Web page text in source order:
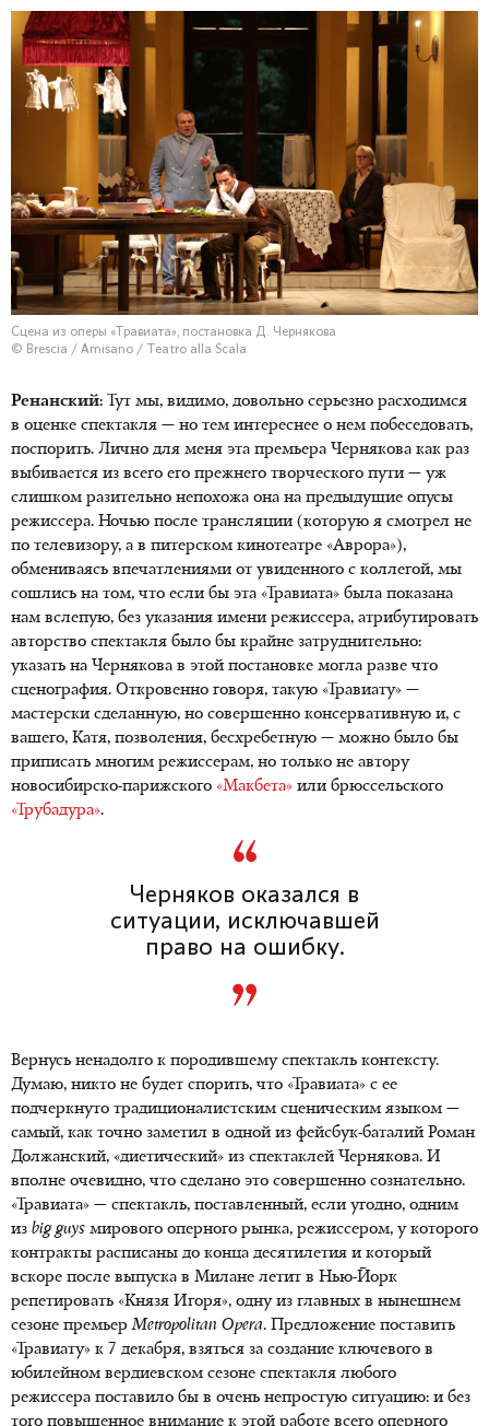
Сцена из оперы «Травиата», постановка Д. Чернякова
© Brescia / Amisano / Teatro alla Scala
Ренанский: Тут мы, видимо, довольно серьезно расходимся
в оценке спектакля — но тем интереснее о нем побеседовать,
поспорить. Лично для меня эта премьера Чернякова как раз
выбивается из всего его прежнего творческого пути — уж
слишком разительно непохожа она на предыдущие опусы
режиссера. Ночью после трансляции (которую я смотрел не
по телевизору, а в питерском кинотеатре «Аврора»),
обмениваясь впечатлениями от увиденного с коллегой, мы
сошлись на том, что если бы эта «Травиата» была показана
нам вслепую, без указания имени режиссера, атрибутировать
авторство спектакля было бы крайне затруднительно:
указать на Чернякова в этой постановке могла разве что
сценография. Откровенно говоря, такую «Травиату» —
мастерски сделанную, но совершенно консервативную и, с
вашего, Катя, позволения, бесхребетную — можно было бы
приписать многим режиссерам, но только не автору
новосибирско-парижского «Макбета» или брюссельского
«Трубадура».
Черняков оказался в
ситуации, исключавшей
право на ошибку.
Вернусь ненадолго к породившему спектакль контексту.
Думаю, никто не будет спорить, что «Травиата» с ее
подчеркнуто традиционалистским сценическим языком —
самый, как точно заметил в одной из фейсбук-баталий Роман
Должанский, «диетический» из спектаклей Чернякова. И
вполне очевидно, что сделано это совершенно сознательно.
«Травиата» — спектакль, поставленный, если угодно, одним
из big guys мирового оперного рынка, режиссером, у которого
контракты расписаны до конца десятилетия и который
вскоре после выпуска в Милане летит в Нью-Йорк
репетировать «Князя Игоря», одну из главных в нынешнем
сезоне премьерMetropolitan Opera. Предложение поставить
«Травиату» к 7 декабря, взяться за создание ключевого в
юбилейном вердиевском сезоне спектакля любого
режиссера поставило бы в очень непростую ситуацию: и без
того повышенное внимание к этой работе всего оперного